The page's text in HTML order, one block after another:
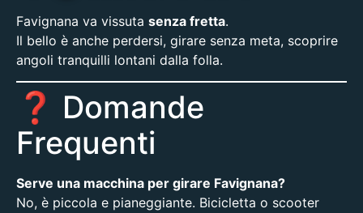
Favignana va vissuta senza fretta.
Il bello è anche perdersi, girare senza meta, scoprire
angoli tranquilli lontani dalla folla.
❓ Domande
Frequenti
Serve una macchina per girare Favignana?
No, è piccola e pianeggiante. Bicicletta o scooter